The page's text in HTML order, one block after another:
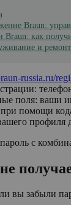
Braun:
Braun: как
и
russia.ru/
поля: ваши
помощи
профиля
с
вы забыли